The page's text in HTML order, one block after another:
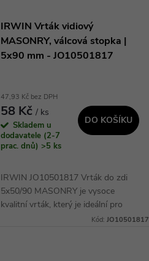
IRWIN Vrták vidiový
MASONRY, válcová stopka |
5x90 mm - JO10501817
47,93 Kč bez DPH
58 Kč/ ks
Skladem u
dodavatele (2-7
prac. dnů)>5 ks
DO KOŠÍKU
IRWIN JO10501817 Vrták do zdi
5x50/90 MASONRY je vysoce
kvalitní vrták, který je ideální pro
příklepové vrtání lehkých stavebních
Kód: JO10501817